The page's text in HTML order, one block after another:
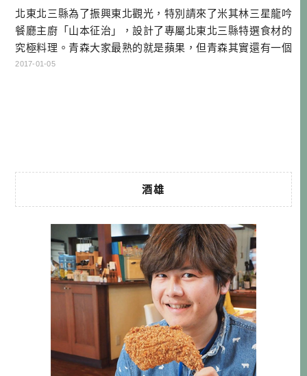
北東北三縣為了振興東北觀光，特別請來了米其林三星龍吟
餐廳主廚「山本征治」，設計了專屬北東北三縣特選食材的
究極料理。青森大家最熟的就是蘋果，但青森其實還有一個
特選食材，那就是干貝（帆立貝）！…
2017-01-05
酒雄